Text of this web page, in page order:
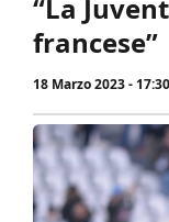
“La
francese”
18 Marzo 2023 - 17:30